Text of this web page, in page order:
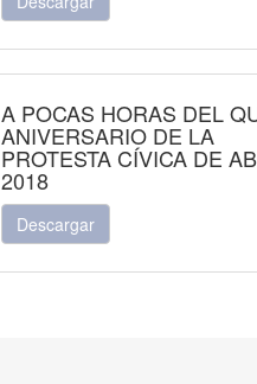
A POCAS HORAS DEL
ANIVERSARIO DE LA
PROTESTA CÍVICA DE
2018
Descargar